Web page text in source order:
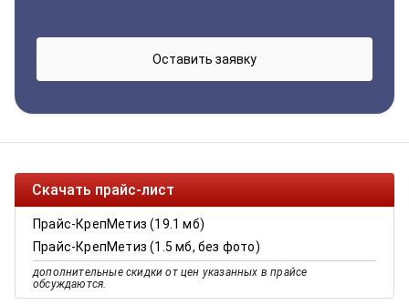
Скачать прайс-лист
Прайс-КрепМетиз (19.1 мб)
Прайс-КрепМетиз (1.5 мб, без фото)
дополнительные скидки от цен указанных в прайсе
обсуждаются.